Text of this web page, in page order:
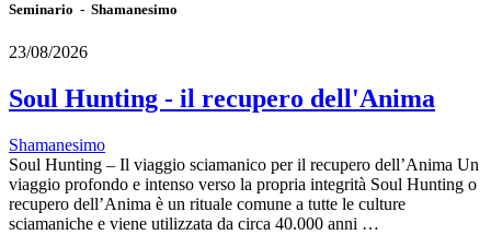
Seminario - Shamanesimo
23/08/2026
Soul Hunting - il recupero dell'Anima
Shamanesimo
Soul Hunting – Il viaggio sciamanico per il recupero dell’Anima Un
viaggio profondo e intenso verso la propria integrità Soul Hunting o
recupero dell’Anima è un rituale comune a tutte le culture
sciamaniche e viene utilizzata da circa 40.000 anni …